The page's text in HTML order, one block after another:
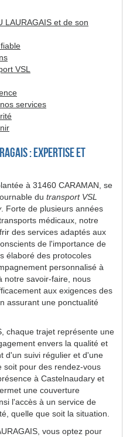
LAURAGAIS et de son
VSL
services
: expertise et
à 31460 CARAMAN, se
du transport VSL
. Forte de plusieurs années
médicaux, notre
des services adaptés aux
de l'importance de
élaboré des protocoles
personnalisé à
notre savoir-faire, nous
aux exigences des
assurant une ponctualité
chaque trajet représente une
envers la qualité et
d'un suivi régulier et d'une
soit pour des rendez-vous
à Castelnaudary et
une couverture
l'accès à un service de
quelle que soit la situation.
vous optez pour